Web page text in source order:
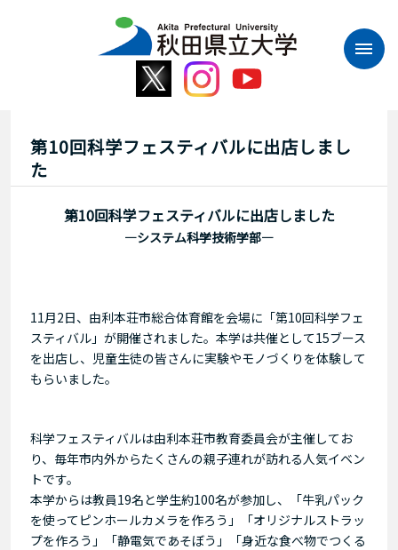
第10回科学フェスティバルに出店しまし
た
第10回科学フェスティバルに出店しました
―システム科学技術学部―
11月2日、由利本荘市総合体育館を会場に「第10回科学フェ
スティバル」が開催されました。本学は共催として15ブース
を出店し、児童生徒の皆さんに実験やモノづくりを体験して
もらいました。
科学フェスティバルは由利本荘市教育委員会が主催してお
り、毎年市内外からたくさんの親子連れが訪れる人気イベン
トです。
本学からは教員19名と学生約100名が参加し、「牛乳パック
を使ってピンホールカメラを作ろう」「オリジナルストラッ
プを作ろう」「静電気であそぼう」「身近な食べ物でつくる